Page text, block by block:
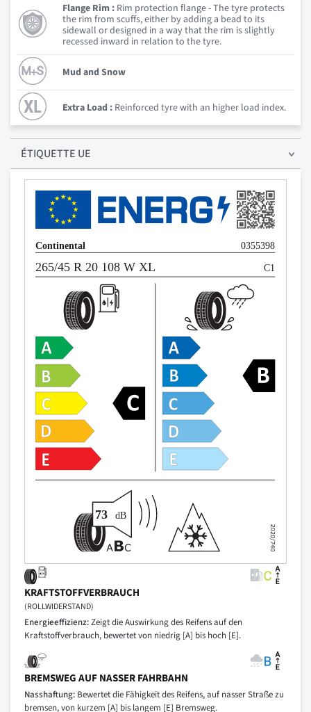
Flange Rim : Rim protection flange - The tyre protects
the rim from scuffs, either by adding a bead to its
sidewall or designed in a way that the rim is slightly
recessed inward in relation to the tyre.
Mud and Snow
Extra Load : Reinforced tyre with an higher load index.
ÉTIQUETTE UE
KRAFTSTOFFVERBRAUCH
(ROLLWIDERSTAND)
Energieeffizienz:Zeigt die Auswirkung des Reifens auf den
Kraftstoffverbrauch, bewertet von niedrig [A] bis hoch [E].
BREMSWEG AUF NASSER FAHRBAHN
Nasshaftung: Bewertet die Fähigkeit des Reifens, auf nasser Straße zu
bremsen, von kurzem [A] bis langem [E] Bremsweg.